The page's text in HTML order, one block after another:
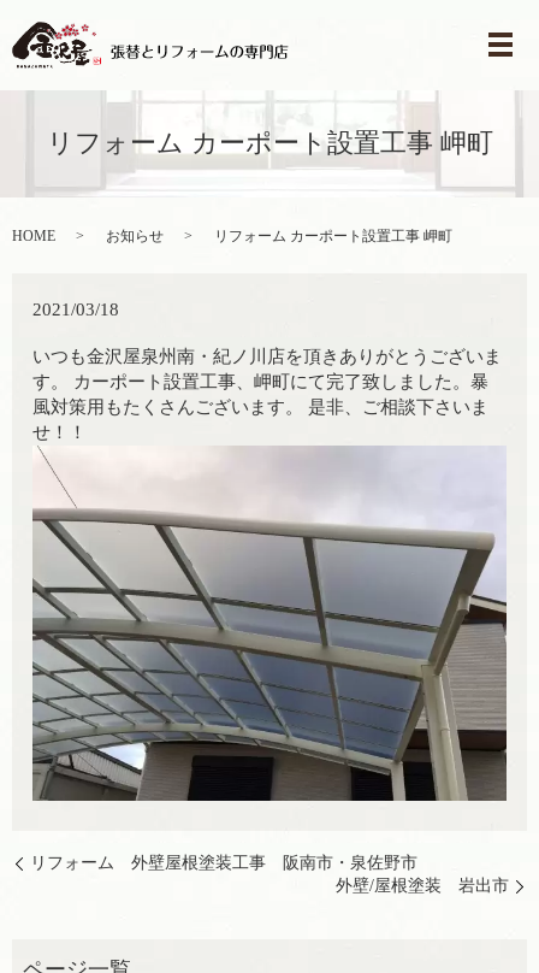
メ
リフォーム カーポート設置工事 岬町
HOME お知らせ リフォーム カーポート設置工事 岬町
2021/03/18
いつも金沢屋泉州南・紀ノ川店を頂きありがとうございま
す。 カーポート設置工事、岬町にて完了致しました。暴
風対策用もたくさんございます。 是非、ご相談下さいま
せ！！
リフォーム 外壁屋根塗装工事 阪南市・泉佐野市
外壁/屋根塗装 岩出市